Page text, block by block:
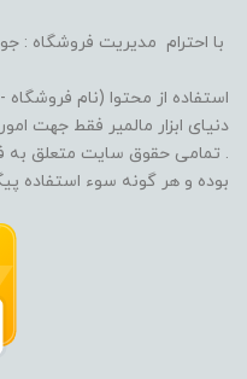
با احترام مدیریت فروشگاه :
استفاده از محتوا (نام
دنیای ابزار مالمیر فقط جهت
. تمامی حقوق سایت متعلق به
بوده و هر گونه سوء استفاده